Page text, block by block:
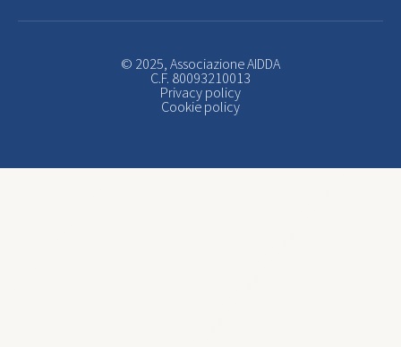
© 2025, Associazione AIDDA
C.F. 80093210013
Privacy policy
Cookie policy